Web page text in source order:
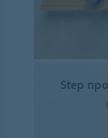
Step